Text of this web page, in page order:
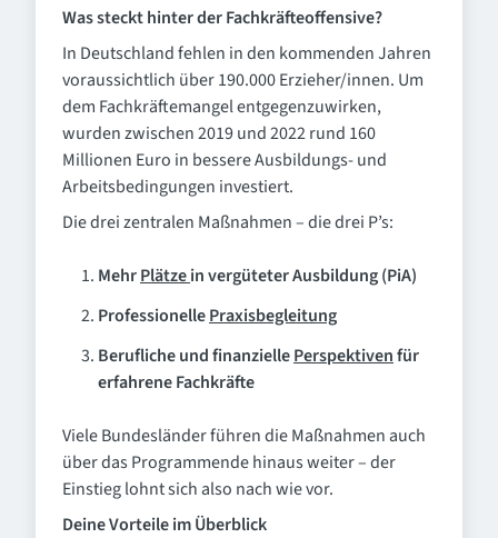
Was steckt hinter der Fachkräfteoffensive?
In Deutschland fehlen in den kommenden Jahren
voraussichtlich über 190.000 Erzieher/innen. Um
dem Fachkräftemangel entgegenzuwirken,
wurden zwischen 2019 und 2022 rund 160
Millionen Euro in bessere Ausbildungs- und
Arbeitsbedingungen investiert.
Die drei zentralen Maßnahmen – die drei P’s:
MehrPlätzein vergüteter Ausbildung (PiA)
ProfessionellePraxisbegleitung
Berufliche und finanziellePerspektivenfür
erfahrene Fachkräfte
Viele Bundesländer führen die Maßnahmen auch
über das Programmende hinaus weiter – der
Einstieg lohnt sich also nach wie vor.
Deine Vorteile im Überblick